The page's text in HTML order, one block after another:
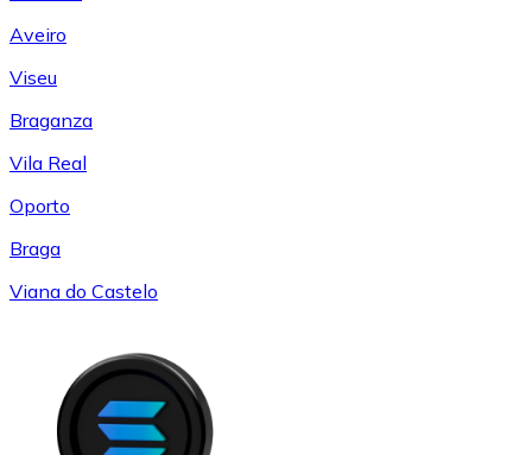
Aveiro
Viseu
Braganza
Vila Real
Oporto
Braga
Viana do Castelo